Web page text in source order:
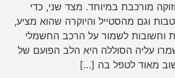
מורכבת במיוחד. מצד שני, כדי
וגם מהסטייל והיוקרה שהוא מציע,
וחשובות לשמור על הרכב החשמלי
עליה הסוללה היא הלב הפועם של
מאוד לטפל בה […]